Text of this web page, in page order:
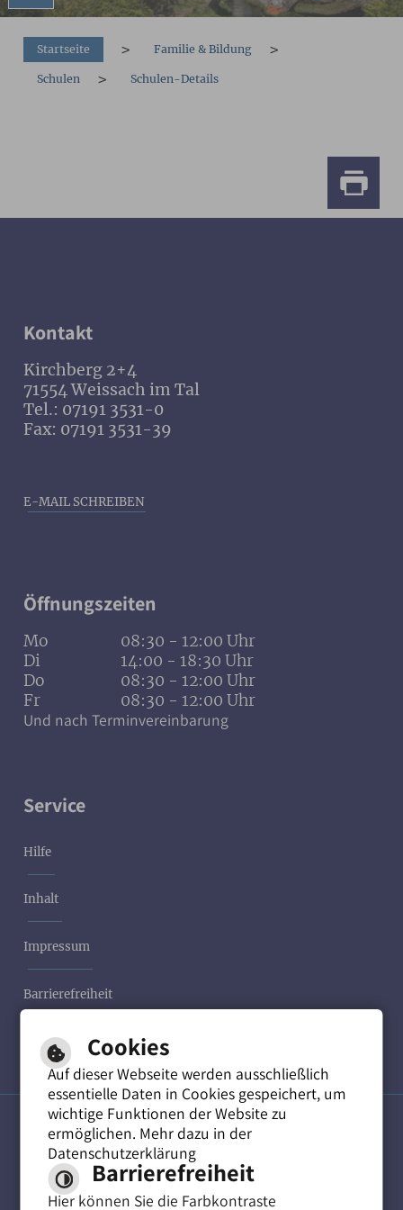
Startseite Familie & Bildung
Schulen Schulen-Details
Kontakt
Kirchberg 2+4
71554 Weissach im Tal
Tel.: 07191 3531-0
Fax: 07191 3531-39
E-MAIL SCHREIBEN
Öffnungszeiten
Mo
08:30 - 12:00 Uhr
Di
14:00 - 18:30 Uhr
Do
08:30 - 12:00 Uhr
Fr
08:30 - 12:00 Uhr
Und nach Terminvereinbarung
Service
Hilfe
Inhalt
Impressum
Barrierefreiheit
Datenschutzerklärung
Leichte Sprache
Gebärdensprache
Cookies
Auf dieser Webseite werden ausschließlich
essentielle Daten in Cookies gespeichert, um
wichtige Funktionen der Website zu
ermöglichen. Mehr dazu in der
Datenschutzerklärung
Barrierefreiheit
Hier können Sie die Farbkontraste